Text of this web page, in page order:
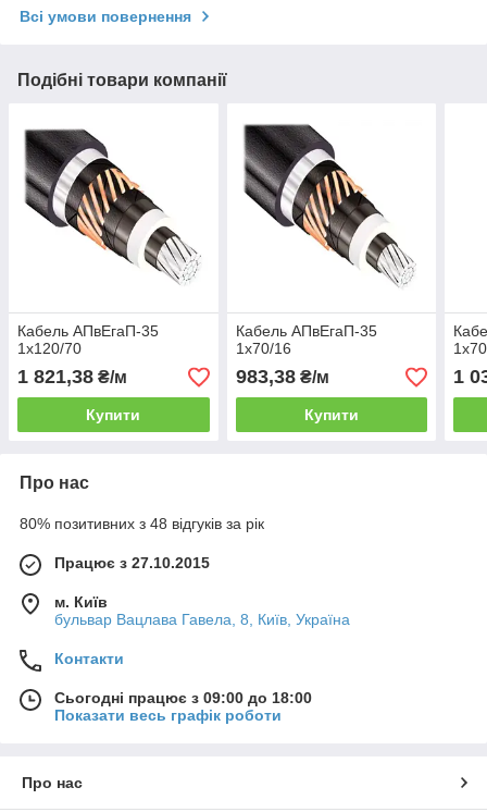
Всі умови повернення
Подібні товари компанії
Кабель АПвЕгаП-35
1х120/70
1 821,38 ₴/м
Купити
Кабель АПвЕгаП-35
1х70/16
983,38₴/м
Купити
1
Про нас
80% позитивних з 48 відгуків за рік
Працює з 27.10.2015
м. Київ
бульвар Вацлава Гавела, 8, Київ, Україна
Контакти
Сьогодні працює з 09:00 до 18:00
Показати весь графік роботи
Про нас